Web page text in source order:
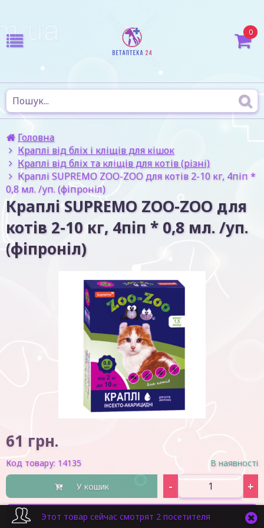
0
Головна
Краплі від бліх і кліщів для кішок
Краплі від бліх та кліщів для котів (різні)
Краплі SUPREMO ZOO-ZOO для котів 2-10 кг, 4піп *
0,8 мл. /уп. (фіпроніл)
Краплі SUPREMO ZOO-ZOO для
котів 2-10 кг, 4піп * 0,8 мл. /уп.
(фіпроніл)
61 грн.
Код товару: 14135 В наявності
У кошик - +
Швидка покупка
Этот товар сейчас смотрят 2 посетителя